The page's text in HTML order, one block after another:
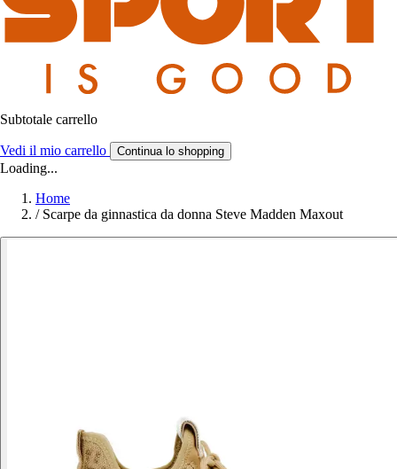
Subtotale carrello
Vedi il mio carrello Continua lo shopping
Loading...
Home
/ Scarpe da ginnastica da donna Steve Madden Maxout